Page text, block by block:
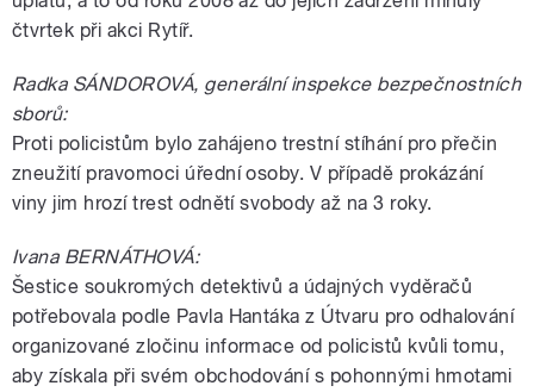
čtvrtek při akci Rytíř.
Radka SÁNDOROVÁ, generální inspekce bezpečnostních
sborů:
Proti policistům bylo zahájeno trestní stíhání pro přečin
zneužití pravomoci úřední osoby. V případě prokázání
viny jim hrozí trest odnětí svobody až na 3 roky.
Ivana BERNÁTHOVÁ:
Šestice soukromých detektivů a údajných vyděračů
potřebovala podle Pavla Hantáka z Útvaru pro odhalování
organizované zločinu informace od policistů kvůli tomu,
aby získala při svém obchodování s pohonnými hmotami